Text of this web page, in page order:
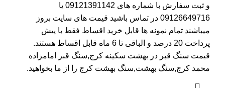
و ثبت سفارش با شماره های 09121391142 یا
09126649716 در تماس باشید قیمت های سایت بروز
میباشند تمام نمونه ها قابل خرید اقساط فقط با پیش
پرداخت 20 درصد و الباقی تا 6 ماه قابل اقساط هستند.
قیمت سنگ قبر در بهشت سکینه کرج,سنگ قبر امامزاده
محمد کرج,سنگ بهشت,سنگ بهشت کرج را از ما بخواهید.